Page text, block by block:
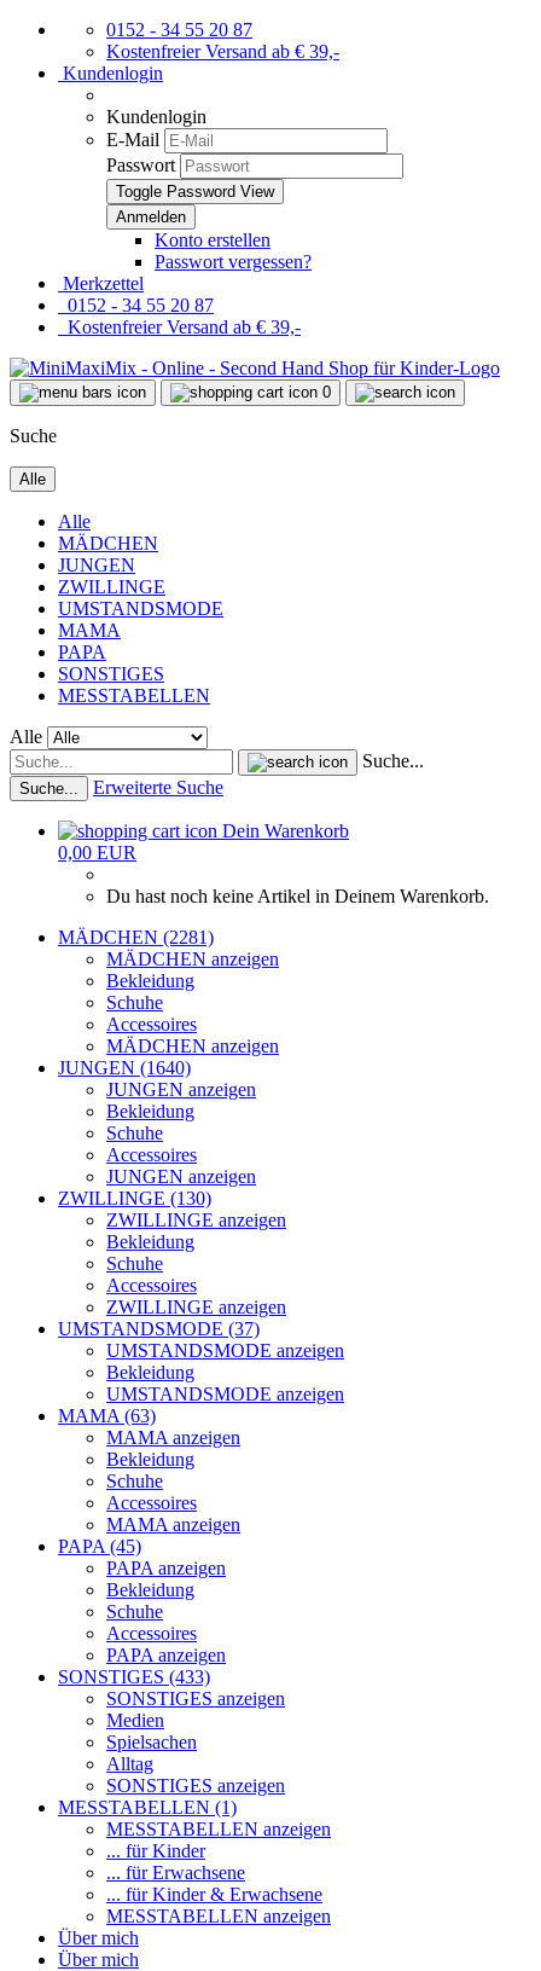
0152 - 34 55 20 87
Kostenfreier Versand ab € 39,-
Kundenlogin
Kundenlogin
E-Mail
Passwort
Toggle Password View
Konto erstellen
Passwort vergessen?
Merkzettel
0152 - 34 55 20 87
Kostenfreier Versand ab € 39,-
0
Suche
Alle
Alle
MÄDCHEN
JUNGEN
ZWILLINGE
UMSTANDSMODE
MAMA
PAPA
SONSTIGES
MESSTABELLEN
Alle
Suche...
Suche... Erweiterte Suche
Dein Warenkorb
0,00 EUR
Du hast noch keine Artikel in Deinem Warenkorb.
MÄDCHEN (2281)
MÄDCHEN anzeigen
Bekleidung
Schuhe
Accessoires
MÄDCHEN anzeigen
JUNGEN (1640)
JUNGEN anzeigen
Bekleidung
Schuhe
Accessoires
JUNGEN anzeigen
ZWILLINGE (130)
ZWILLINGE anzeigen
Bekleidung
Schuhe
Accessoires
ZWILLINGE anzeigen
UMSTANDSMODE (37)
UMSTANDSMODE anzeigen
Bekleidung
UMSTANDSMODE anzeigen
MAMA (63)
MAMA anzeigen
Bekleidung
Schuhe
Accessoires
MAMA anzeigen
PAPA (45)
PAPA anzeigen
Bekleidung
Schuhe
Accessoires
PAPA anzeigen
SONSTIGES (433)
SONSTIGES anzeigen
Medien
Spielsachen
Alltag
SONSTIGES anzeigen
MESSTABELLEN (1)
MESSTABELLEN anzeigen
... für Kinder
... für Erwachsene
... für Kinder & Erwachsene
MESSTABELLEN anzeigen
Über mich
Über mich